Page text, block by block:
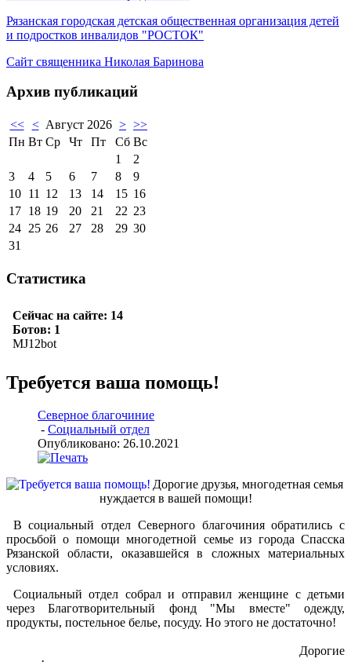
Рязанская городская детская общественная организация детей
и подростков инвалидов "РОСТОК"
Сайт священника Николая Баринова
Архив публикаций
<< < Август 2026 > >>
Пн Вт Ср Чт Пт Сб Вс
1
2
3
4 5 6 7 8
9
10 11 12 13 14 15 16
17 18 19 20 21 22 23
24 25 26 27 28 29 30
31
Статистика
Требуется ваша помощь!
Северное благочиние
- Социальный отдел
Опубликовано: 26.10.2021
Дорогие друзья, многодетная семья
нуждается в вашей помощи!
В социальный отдел Северного благочиния обратились с
просьбой о помощи многодетной семье из города Спасска
Рязанской области, оказавшейся в сложных материальных
условиях.
Социальный отдел собрал и отправил женщине с детьми
через Благотворительный фонд "Мы вместе" одежду,
продукты, постельное белье, посуду. Но этого не достаточно!
Дорогие